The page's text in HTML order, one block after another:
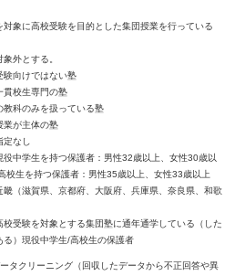
対象に高校受験を目的とした集団授業を行っている
象外とする。
験向けではない塾
貫校生専門の塾
教科のみを扱っている塾
業が主体の塾
なし
役中学生を持つ保護者：男性32歳以上、女性30歳以
校生を持つ保護者：男性35歳以上、女性33歳以上
畿（滋賀県、京都府、大阪府、兵庫県、奈良県、和歌
校受験を対象とする集団塾に通年通学している（した
る）現役中学生/高校生の保護者
タクリーニング（回収したデータから不正回答や異